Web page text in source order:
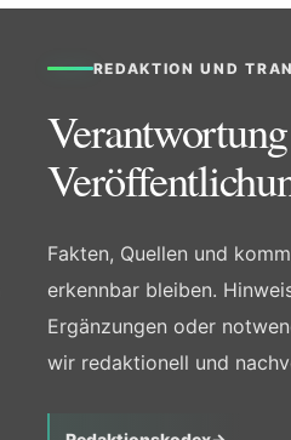
REDAKTION UND
Fakten, Quellen und
erkennbar bleiben.
Ergänzungen oder
wir redaktionell und